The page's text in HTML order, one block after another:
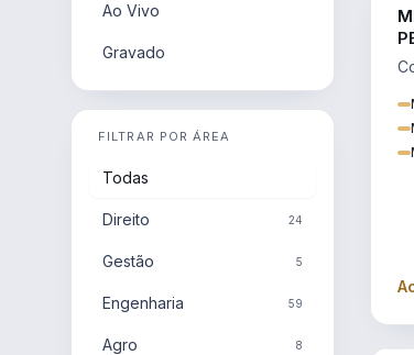
Ao Vivo
Gravado
FILTRAR POR ÁREA
Todas
Direito 24
Gestão 5
Engenharia 59
Agro 8